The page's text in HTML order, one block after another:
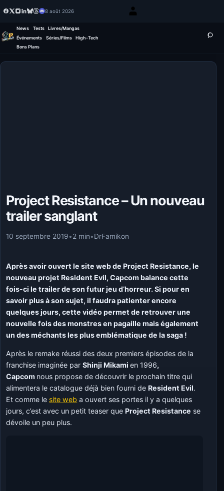
8 août 2026
News Tests
Livres/Mangas
Événements
Séries/Films
High-Tech
Bons Plans
Project Resistance – Un nouveau
trailer sanglant
10 septembre 2019•2 min•DrFamikon
Après avoir ouvert le site web de Project Resistance, le
nouveau projet Resident Evil, Capcom balance cette
fois-ci le trailer de son futur jeu d’horreur. Si pour en
savoir plus à son sujet, il faudra patienter encore
quelques jours, cette vidéo permet de retrouver une
nouvelle fois des monstres en pagaille mais également
un des méchants les plus emblématique de la saga !
Après le remake réussi des deux premiers épisodes de la
franchise imaginée parShinji Mikamien 1996,
Capcom nous propose de découvrir le prochain titre qui
alimentera le catalogue déjà bien fourni de Resident Evil.
Et comme le site web a ouvert ses portes il y a quelques
jours, c’est avec un petit teaser que Project Resistance se
dévoile un peu plus.